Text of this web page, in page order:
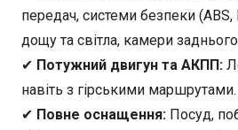
передач, системи безпеки (ABS,
дощу та світла, камери
✔ Потужний двигун та АКПП:
навіть з гірськими маршрутами.
✔ Повне оснащення: Посуд,